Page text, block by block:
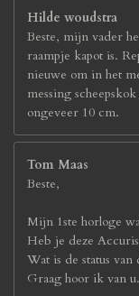
Hilde woudstra
Beste, mijn vader
raampje kapot is.
nieuwe om in het
messing
ongeveer 10 cm.
Tom Maas
Beste,
Mijn 1ste horloge
Heb je deze
Wat is de status van
Graag hoor ik van u.